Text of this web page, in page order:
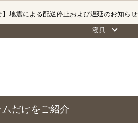
】地震による配送停止および遅延のお知らせ
寝具
だけをご紹介